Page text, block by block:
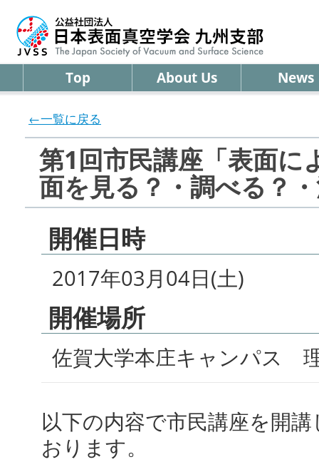
Top About Us News
←一覧に戻る
第1回市民講座「表面
面を見る？・調べる？
開催日時
2017年03月04日(土)
開催場所
佐賀大学本庄キャンパス
以下の内容で市民講座を開
おります。